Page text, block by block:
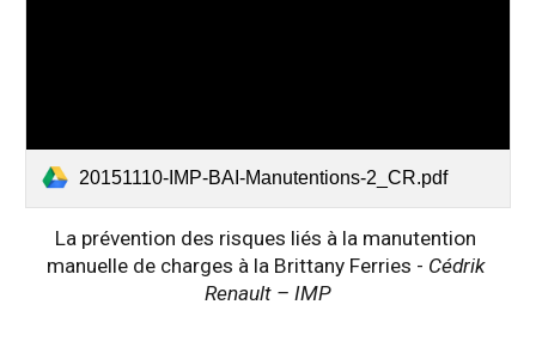
20151110-IMP-BAI-Manutentions-2_CR.pdf
La prévention des risques liés à la manutention
manuelle de charges à la Brittany Ferries - Cédrik
Renault – IMP